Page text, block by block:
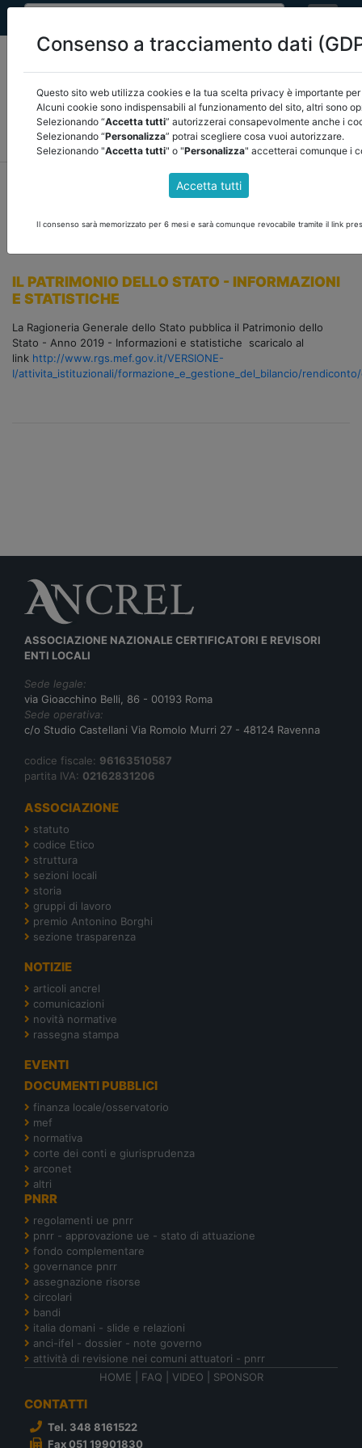
MEF FINANZA LOCALE/OSSERVATORIO
NORMATIVA
CORTE DEI CONTI E GIURISPRUDENZA
ARCONET ALTRI
mef/torna indietro
DOCUMENTI PUBBLICI
IL PATRIMONIO DELLO STATO - INFORMAZIONI
E STATISTICHE
La Ragioneria Generale dello Stato pubblica il Patrimonio dello
Stato - Anno 2019 - Informazioni e statistiche scaricalo al
link http://www.rgs.mef.gov.it/VERSIONE-
I/attivita_istituzionali/formazione_e_gestione_del_bilancio/
ASSOCIAZIONE NAZIONALE CERTIFICATORI E REVISORI
ENTI LOCALI
Sede legale:
via Gioacchino Belli, 86 - 00193 Roma
Sede operativa:
c/o Studio Castellani Via Romolo Murri 27 - 48124 Ravenna
codice fiscale: 96163510587
partita IVA: 02162831206
ASSOCIAZIONE
statuto
codice Etico
struttura
sezioni locali
storia
gruppi di lavoro
premio Antonino Borghi
sezione trasparenza
NOTIZIE
articoli ancrel
comunicazioni
novità normative
rassegna stampa
EVENTI
DOCUMENTI PUBBLICI
finanza locale/osservatorio
mef
normativa
corte dei conti e giurisprudenza
arconet
altri
PNRR
regolamenti ue pnrr
pnrr - approvazione ue - stato di attuazione
fondo complementare
governance pnrr
assegnazione risorse
circolari
bandi
italia domani - slide e relazioni
anci-ifel - dossier - note governo
attività di revisione nei comuni attuatori - pnrr
HOME
FAQ VIDEO SPONSOR
CONTATTI
Tel. 348 8161522
Fax 051 19901830
Consenso a tracciamento dati
Questo sito web utilizza cookies e la tua scelta privacy è importante per
Alcuni cookie sono indispensabili al funzionamento del sito, altri sono
Selezionando “Accetta tutti” autorizzerai consapevolmente anche i
Selezionando “Personalizza” potrai scegliere cosa vuoi autorizzare.
Selezionando "Accetta tutti" o "Personalizza" accetterai comunque i
Accetta tutti
Il consenso sarà memorizzato per 6 mesi e sarà comunque revocabile tramite il link